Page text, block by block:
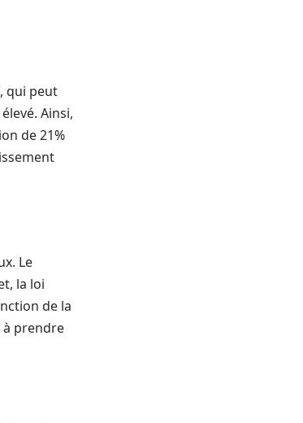
qui peut
Ainsi,
de 21%
Le
la loi
de la
à prendre